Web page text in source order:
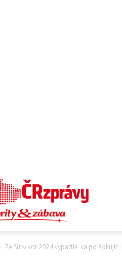
Ze Survivor 2024 vypadla Iva po